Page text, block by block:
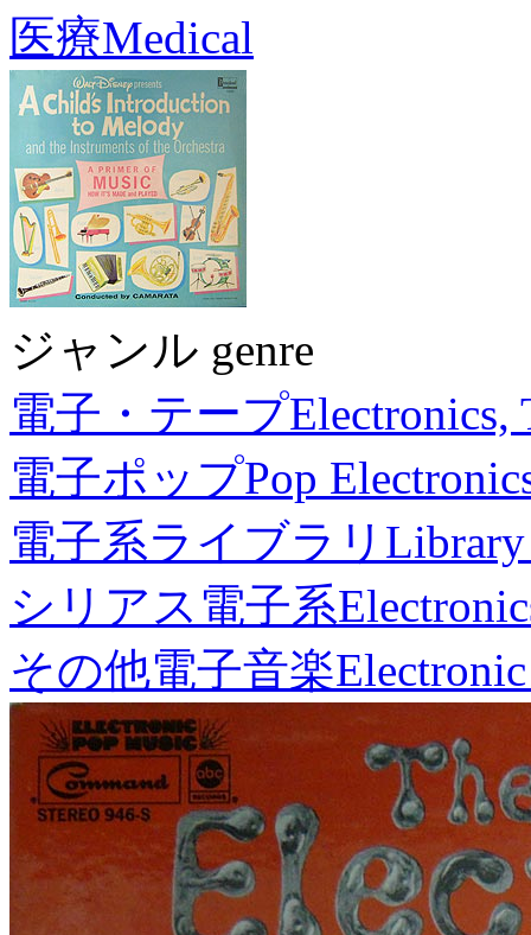
医療Medical
ジャンル genre
電子・テープElectronics,
電子ポップPop
電子系ライブラリ
シリアス電子系
その他電子音楽